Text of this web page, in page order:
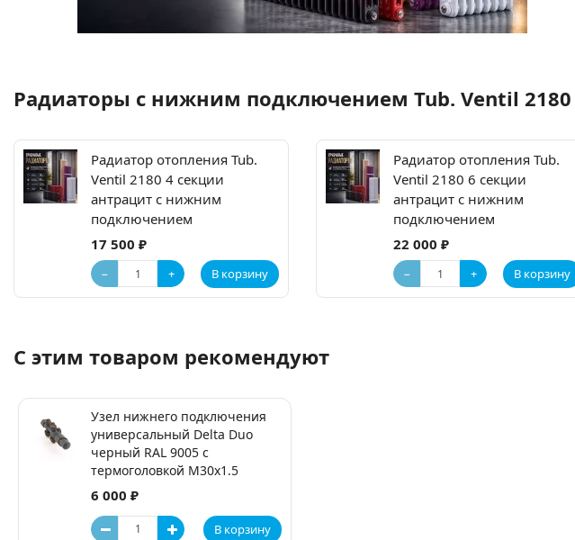
Радиаторы с нижним подключением Tub. Ventil 2180
Радиатор отопления Tub.
Ventil 2180 4 секции
антрацит с нижним
подключением
17 500 ₽
− + В корзину
Радиатор отопления Tub.
Ventil 2180 6 секции
антрацит с нижним
подключением
22 000 ₽
− + В корзину
С этим товаром рекомендуют
Узел нижнего подключения
универсальный Delta Duo
черный RAL 9005 с
термоголовкой М30x1.5
6 000 ₽
В корзину